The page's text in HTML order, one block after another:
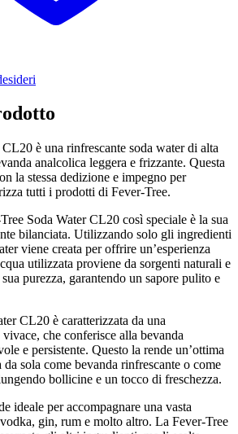
è una rinfrescante soda water di alta
analcolica leggera e frizzante. Questa
la stessa dedizione e impegno per
tutti i prodotti di Fever-Tree.
Soda Water CL20 così speciale è la sua
bilanciata. Utilizzando solo gli ingredienti
viene creata per offrire un’esperienza
utilizzata proviene da sorgenti naturali e
purezza, garantendo un sapore pulito e
CL20 è caratterizzata da una
che conferisce alla bevanda
e persistente. Questo la rende un’ottima
da sola come bevanda rinfrescante o come
bollicine e un tocco di freschezza.
ideale per accompagnare una vasta
gin, rum e molto altro. La Fever-Tree